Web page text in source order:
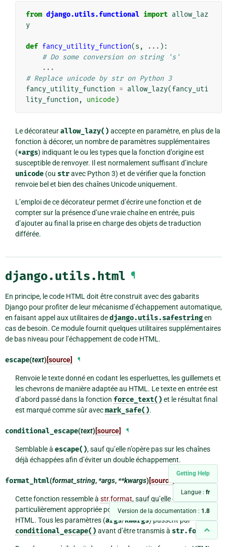
Getting Help
Langue : fr
Version de la documentation : 1.8
from django.utils.functional import allow_laz
y
def fancy_utility_function(s , ... ):
# Do some conversion on string 's'
...
# Replace unicode by str on Python 3
fancy_utility_function = allow_lazy(fancy_uti
lity_function , unicode)
Le décorateurallow_lazy() accepte en paramètre, en plus de la
fonction à décorer, un nombre de paramètres supplémentaires
(*args) indiquant le ou les types que la fonction d’origine est
susceptible de renvoyer. Il est normalement suffisant d’inclure
unicode(ou stravec Python 3) et de vérifier que la fonction
renvoie bel et bien des chaînes Unicode uniquement.
L’emploi de ce décorateur permet d’écrire une fonction et de
compter sur la présence d’une vraie chaîne en entrée, puis
d’ajouter au final la prise en charge des objets de traduction
différée.
django.utils.html ¶
En principe, le code HTML doit être construit avec des gabarits
Django pour profiter de leur mécanisme d’échappement automatique,
en faisant appel aux utilitaires dedjango.utils.safestringen
cas de besoin. Ce module fournit quelques utilitaires supplémentaires
de bas niveau pour l’échappement de code HTML.
escape(text)[source] ¶
Renvoie le texte donné en codant les esperluettes, les guillemets et
les chevrons de manière adaptée au HTML. Le texte en entrée est
d’abord passé dans la fonction force_text() et le résultat final
est marqué comme sûr avecmark_safe().
conditional_escape(text)[source] ¶
Semblable à escape(), sauf qu’elle n’opère pas sur les chaînes
déjà échappées afin d’éviter un double échappement.
format_html(format_string,*args,**kwargs)[source]
Cette fonction ressemble à str.format, sauf qu’elle est
particulièrement appropriée pour la construction de fragments
HTML. Tous les paramètres (args/kwargs) passent par
conditional_escape() avant d’être transmis à str.format